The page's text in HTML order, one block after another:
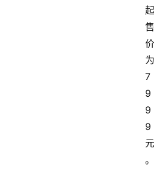
起
售
价
为
7
9
9
9
元
。